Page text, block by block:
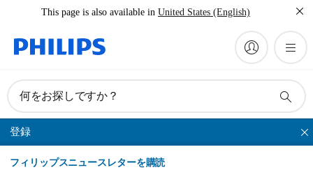
This page is also available in United States (English)
何をお探しですか？
登録
フィリップスニュースレターを購読
エアーフロス ウルトラ